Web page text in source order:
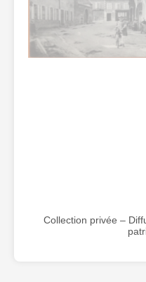
Collection privée –